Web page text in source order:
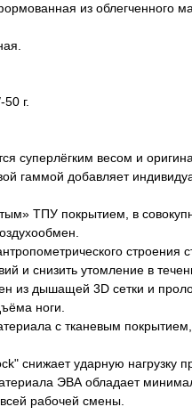
из облегченного
г.
суперлёгким весом и
гаммой добавляет
ТПУ покрытием, в
строения
и снизить утомление в
из дышащей 3D сетки и
ноги.
с тканевым
снижает ударную нагрузку
ЭВА обладает
рабочей смены.